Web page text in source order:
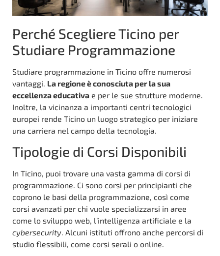
Perché Scegliere Ticino per
Studiare Programmazione
Studiare programmazione in Ticino offre numerosi
vantaggi. La regione è conosciuta per la sua
eccellenza educativa e per le sue strutture moderne.
Inoltre, la vicinanza a importanti centri tecnologici
europei rende Ticino un luogo strategico per iniziare
una carriera nel campo della tecnologia.
Tipologie di Corsi Disponibili
In Ticino, puoi trovare una vasta gamma di corsi di
programmazione. Ci sono corsi per principianti che
coprono le basi della programmazione, così come
corsi avanzati per chi vuole specializzarsi in aree
come lo sviluppo web, l’intelligenza artificiale e la
cybersecurity. Alcuni istituti offrono anche percorsi di
studio flessibili, come corsi serali o online.